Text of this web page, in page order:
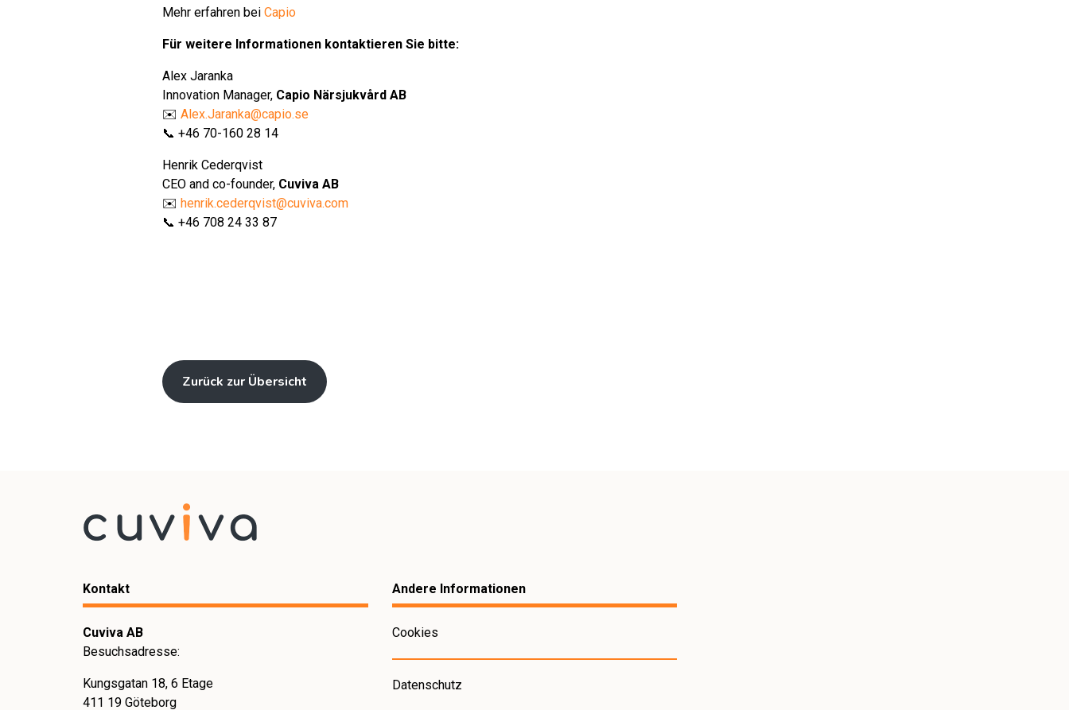
Mehr erfahren bei Capio
Für weitere Informationen kontaktieren Sie bitte:
Alex Jaranka
Innovation Manager, Capio Närsjukvård AB
✉️ Alex.Jaranka@capio.se
📞 +46 70-160 28 14
Henrik Cederqvist
CEO and co-founder, Cuviva AB
✉️ henrik.cederqvist@cuviva.com
📞 +46 708 24 33 87
Zurück zur Übersicht
Kontakt
Cuviva AB
Besuchsadresse:
Kungsgatan 18, 6 Etage
411 19 Göteborg
Andere Informationen
Cookies
Datenschutz